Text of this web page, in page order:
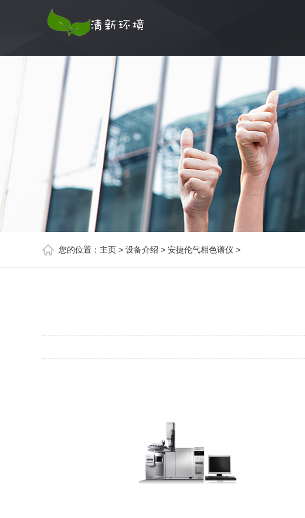
您的位置： 主页 > 设备介绍 > 安捷伦气相色谱仪 >